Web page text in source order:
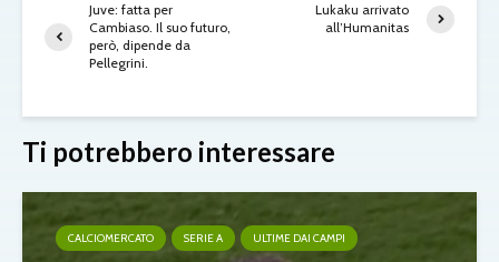
Juve: fatta per
Cambiaso. Il suo futuro,
però, dipende da
Pellegrini.
Lukaku arrivato
all’Humanitas
Ti potrebbero interessare
CALCIOMERCATO SERIE A ULTIME DAI CAMPI